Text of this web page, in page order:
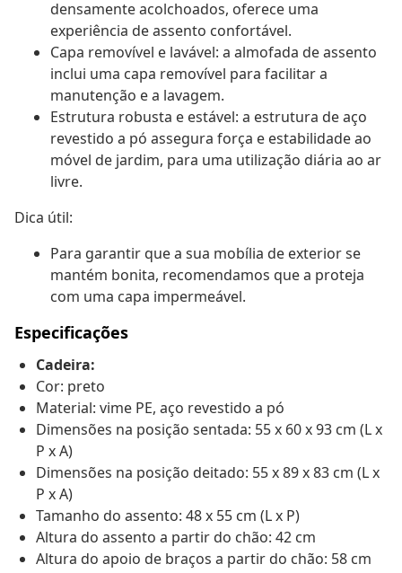
densamente acolchoados, oferece uma
experiência de assento confortável.
Capa removível e lavável: a almofada de assento
inclui uma capa removível para facilitar a
manutenção e a lavagem.
Estrutura robusta e estável: a estrutura de aço
revestido a pó assegura força e estabilidade ao
móvel de jardim, para uma utilização diária ao ar
livre.
Dica útil:
Para garantir que a sua mobília de exterior se
mantém bonita, recomendamos que a proteja
com uma capa impermeável.
Especificações
Cadeira:
Cor: preto
Material: vime PE, aço revestido a pó
Dimensões na posição sentada: 55 x 60 x 93 cm (L x
P x A)
Dimensões na posição deitado: 55 x 89 x 83 cm (L x
P x A)
Tamanho do assento: 48 x 55 cm (L x P)
Altura do assento a partir do chão: 42 cm
Altura do apoio de braços a partir do chão: 58 cm